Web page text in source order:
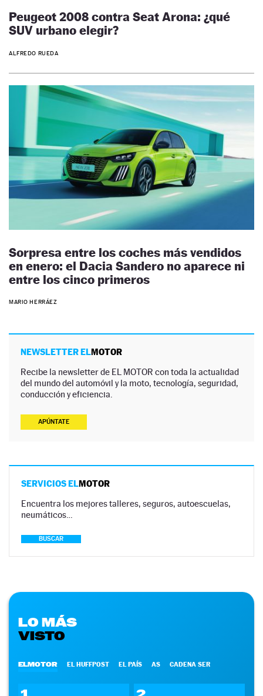
Peugeot 2008 contra Seat Arona: ¿qué
SUV urbano elegir?
ALFREDO RUEDA
Sorpresa entre los coches más vendidos
en enero: el Dacia Sandero no aparece ni
entre los cinco primeros
MARIO HERRÁEZ
NEWSLETTER ELMOTOR
Recibe la newsletter de EL MOTOR con toda la actualidad
del mundo del automóvil y la moto, tecnología, seguridad,
conducción y eficiencia.
APÚNTATE
SERVICIOS ELMOTOR
Encuentra los mejores talleres, seguros, autoescuelas,
neumáticos…
BUSCAR
LO MÁS
VISTO
ELMOTOR EL HUFFPOST EL PAÍS AS CADENA SER